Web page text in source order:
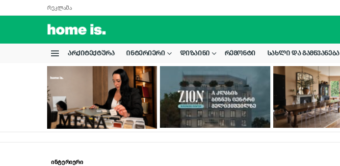
რეკლამა
ᲐᲠᲥᲘᲢᲔᲥᲢᲣᲠᲐ ᲘᲜᲢᲔᲠᲘᲔᲠᲘ ᲓᲘᲖᲐᲘᲜᲘ ᲠᲔᲛᲝᲜᲢᲘ ᲡᲐᲮᲚᲘ ᲓᲐ ᲒᲐᲛᲬᲕᲐᲜᲔᲑᲐ
STORIES
ინტერიერი